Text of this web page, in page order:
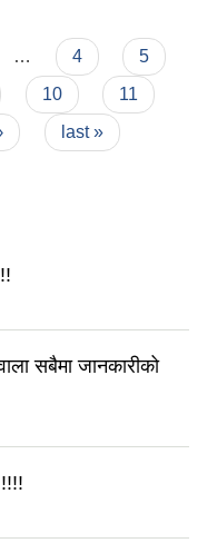
… 4
5
10
11
last »
सबैमा जानकारीको